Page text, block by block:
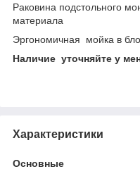
Раковина подстольного
материала
Эргономичная мойка в
Наличие уточняйте у
Характеристики
Основные